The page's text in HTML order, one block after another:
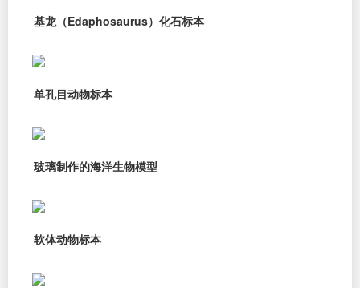
基龙（Edaphosaurus）化石标本
单孔目动物标本
玻璃制作的海洋生物模型
软体动物标本